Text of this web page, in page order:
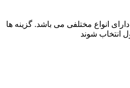
انواع مختلفی می باشد. گزینه ها
شوند